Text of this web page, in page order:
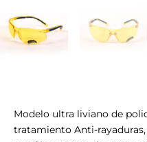
Modelo ultra liviano de
tratamiento Anti-